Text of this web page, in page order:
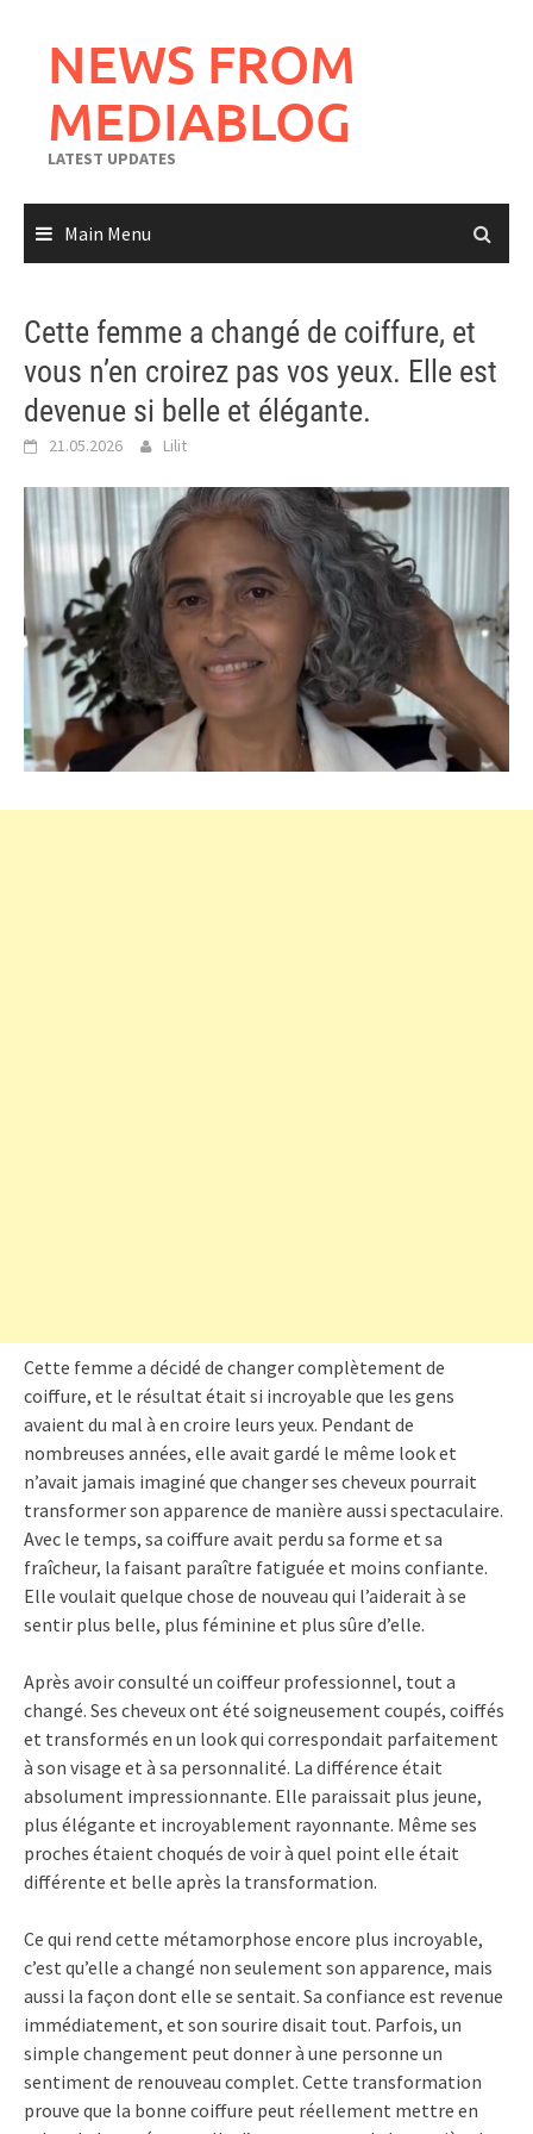
contentNEWS FROM
MEDIABLOG
LATEST UPDATES
Main Menu
Cette femme a changé de coiffure, et
vous n’en croirez pas vos yeux. Elle est
devenue si belle et élégante.
21.05.2026 Lilit
Cette femme a décidé de changer complètement de
coiffure, et le résultat était si incroyable que les gens
avaient du mal à en croire leurs yeux. Pendant de
nombreuses années, elle avait gardé le même look et
n’avait jamais imaginé que changer ses cheveux pourrait
transformer son apparence de manière aussi spectaculaire.
Avec le temps, sa coiffure avait perdu sa forme et sa
fraîcheur, la faisant paraître fatiguée et moins confiante.
Elle voulait quelque chose de nouveau qui l’aiderait à se
sentir plus belle, plus féminine et plus sûre d’elle.
Après avoir consulté un coiffeur professionnel, tout a
changé. Ses cheveux ont été soigneusement coupés, coiffés
et transformés en un look qui correspondait parfaitement
à son visage et à sa personnalité. La différence était
absolument impressionnante. Elle paraissait plus jeune,
plus élégante et incroyablement rayonnante. Même ses
proches étaient choqués de voir à quel point elle était
différente et belle après la transformation.
Ce qui rend cette métamorphose encore plus incroyable,
c’est qu’elle a changé non seulement son apparence, mais
aussi la façon dont elle se sentait. Sa confiance est revenue
immédiatement, et son sourire disait tout. Parfois, un
simple changement peut donner à une personne un
sentiment de renouveau complet. Cette transformation
prouve que la bonne coiffure peut réellement mettre en